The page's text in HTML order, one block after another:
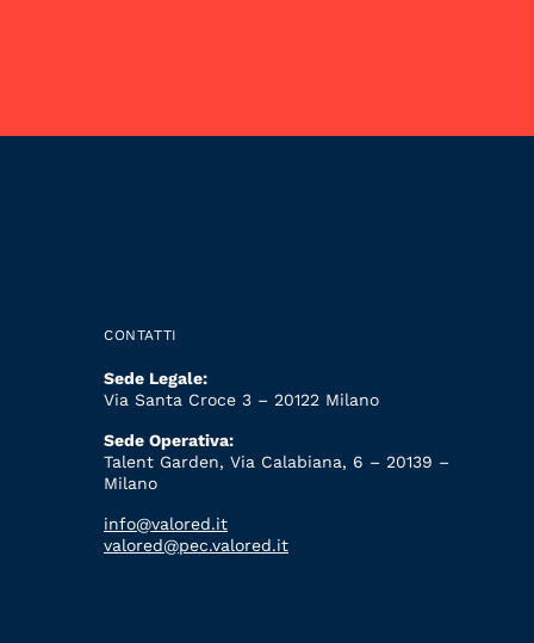
CONTATTI
Sede Legale:
Via Santa Croce 3 – 20122 Milano
Sede Operativa:
Talent Garden, Via Calabiana, 6 – 20139 –
Milano
info@valored.it
valored@pec.valored.it